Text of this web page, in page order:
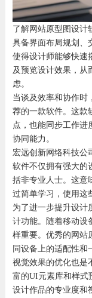
了解网站原型图设计
具备界面布局规划、
使得设计师能够快速
及预览设计效果，从
虑。
当谈及效率和协作时
荐的一款软件。这款
点，也能同步工作进
协同能力。
宏远创新网络科技公
软件不仅拥有强大的
括非专业人士。这意
过简单学习，使用这
为了进一步提升设计
计功能。随着移动设
样重要。优秀的网站
同设备上的适配性和
视觉效果的优化也是
富的UI元素库和样式
设计作品的专业度和